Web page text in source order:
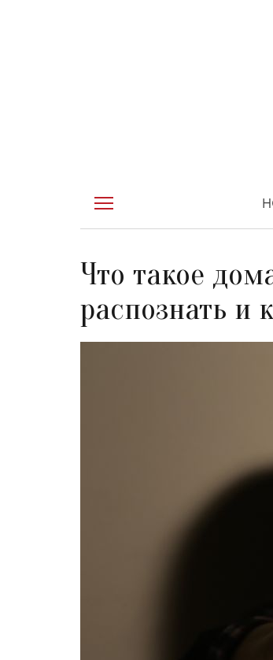
Что такое
распознать и